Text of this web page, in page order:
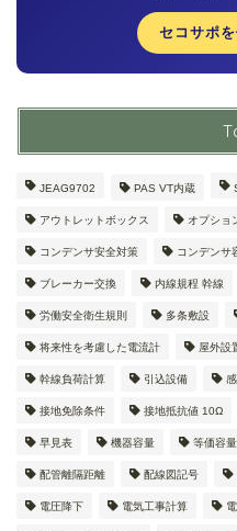
セコサポ
JEAG9702 PAS VT内蔵
アウトレットボックス オプショ
コンデンサ安全対策 コンデンサ
ブレーカー交換 内線規程 幹線
労働安全衛生規則 多条敷設
将来性を考慮した電流計 屋外設
幹線負荷計算 引込設備
接地免除条件 接地抵抗値 10Ω
早見表 機器容量 等価容
配管離隔距離 配線図記号
電圧降下 電気工事計算